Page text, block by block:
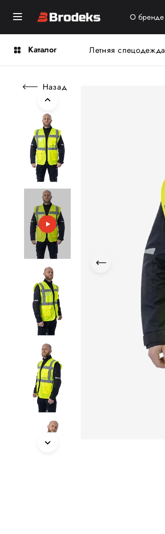
О бренде
Каталог Летняя спецодежда
Назад